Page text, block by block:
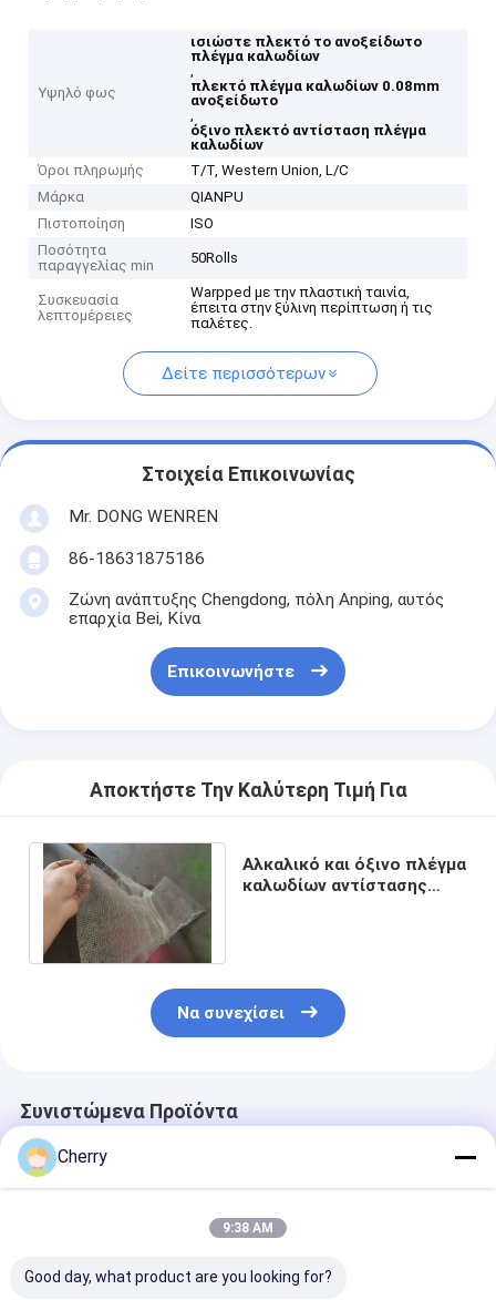
Υψηλό φως
ισιώστε πλεκτό το ανοξείδωτο
πλέγμα καλωδίων
,
πλεκτό πλέγμα καλωδίων 0.08mm
ανοξείδωτο
,
όξινο πλεκτό αντίσταση πλέγμα
καλωδίων
Όροι πληρωμής
T/T, Western Union, L/C
Μάρκα
QIANPU
Πιστοποίηση
ISO
Ποσότητα
παραγγελίας min
50Rolls
Συσκευασία
λεπτομέρειες
Warpped με την πλαστική ταινία,
έπειτα στην ξύλινη περίπτωση ή τις
παλέτες.
Δείτε περισσότερων
Στοιχεία Επικοινωνίας
Mr. DONG WENREN
86-18631875186
Ζώνη ανάπτυξης Chengdong, πόλη Anping, αυτός
επαρχία Bei, Κίνα
Επικοινωνήστε
Αποκτήστε Την Καλύτερη Τιμή Για
Αλκαλικό και όξινο πλέγμα
καλωδίων αντίστασης
Να συνεχίσει
Συνιστώμενα Προϊόντα
Cherry
9:38 AM
Good day, what product are you looking for?